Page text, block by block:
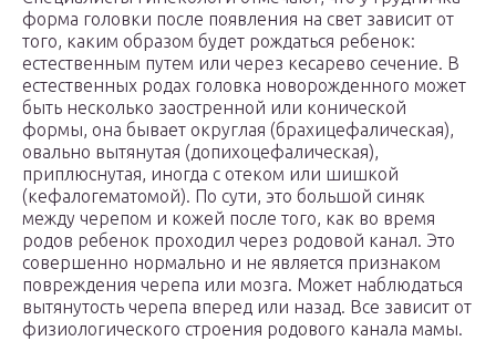
форма головки после появления на свет зависит от
того, каким образом будет рождаться ребенок:
естественным путем или через кесарево сечение. В
естественных родах головка новорожденного может
быть несколько заостренной или конической
формы, она бывает округлая (брахицефалическая),
овально вытянутая (допихоцефалическая),
приплюснутая, иногда с отеком или шишкой
(кефалогематомой). По сути, это большой синяк
между черепом и кожей после того, как во время
родов ребенок проходил через родовой канал. Это
совершенно нормально и не является признаком
повреждения черепа или мозга. Может наблюдаться
вытянутость черепа вперед или назад. Все зависит от
физиологического строения родового канала мамы.